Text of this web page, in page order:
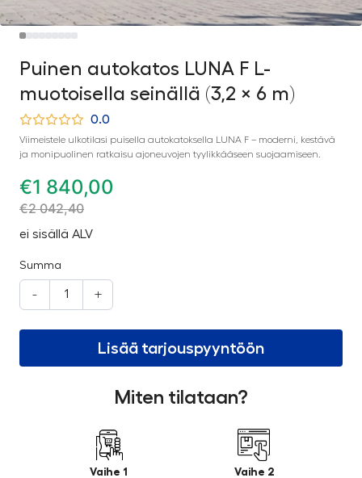
Puinen autokatos LUNA F L-
muotoisella seinällä (3,2 × 6 m)
0.0
Viimeistele ulkotilasi puisella autokatoksella LUNA F – moderni, kestävä
ja monipuolinen ratkaisu ajoneuvojen tyylikkääseen suojaamiseen.
€1 840,00
€2 042,40
ei sisällä ALV
Summa
- +
Lisää tarjouspyyntöön
Miten tilataan?
Vaihe 1 Vaihe 2